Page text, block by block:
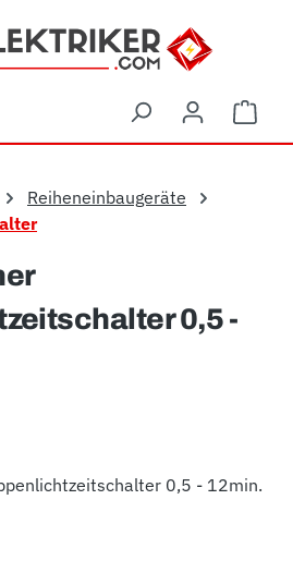
Reiheneinbaugeräte
0,5 -